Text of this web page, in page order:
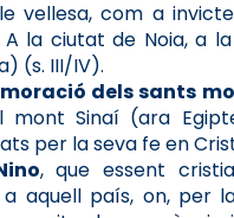
vellesa, com a
la ciutat de Noia, a
(s. III/IV).
dels sants
mont Sinaí (ara
per la seva fe en
, que essent
aquell país, on, per